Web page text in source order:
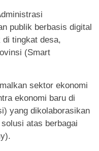
publik berbasis digital
tingkat desa,
(Smart
sektor ekonomi
ekonomi baru di
yang dikolaborasikan
atas berbagai